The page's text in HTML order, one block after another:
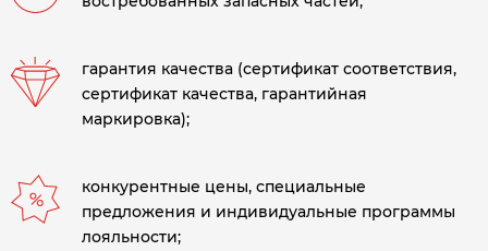
гарантия качества (сертификат соответствия,
сертификат качества, гарантийная
маркировка);
конкурентные цены, специальные
предложения и индивидуальные программы
лояльности;